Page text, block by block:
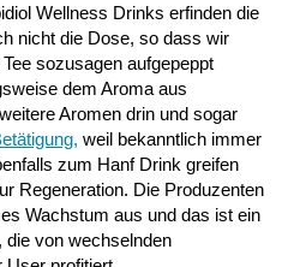
Wellness Drinks erfinden die
nicht die Dose, so dass wir
sozusagen aufgepeppt
dem Aroma aus
Aromen drin und sogar
, weil bekanntlich immer
zum Hanf Drink greifen
Regeneration. Die Produzenten
Wachstum aus und das ist ein
die von wechselnden